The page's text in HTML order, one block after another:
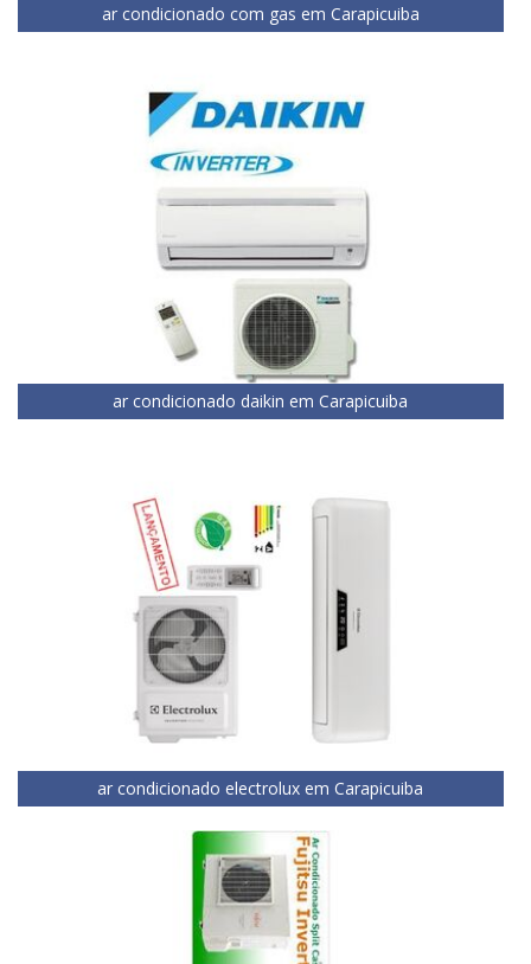
ar condicionado com gas em Carapicuiba
ar condicionado daikin em Carapicuiba
ar condicionado electrolux em Carapicuiba